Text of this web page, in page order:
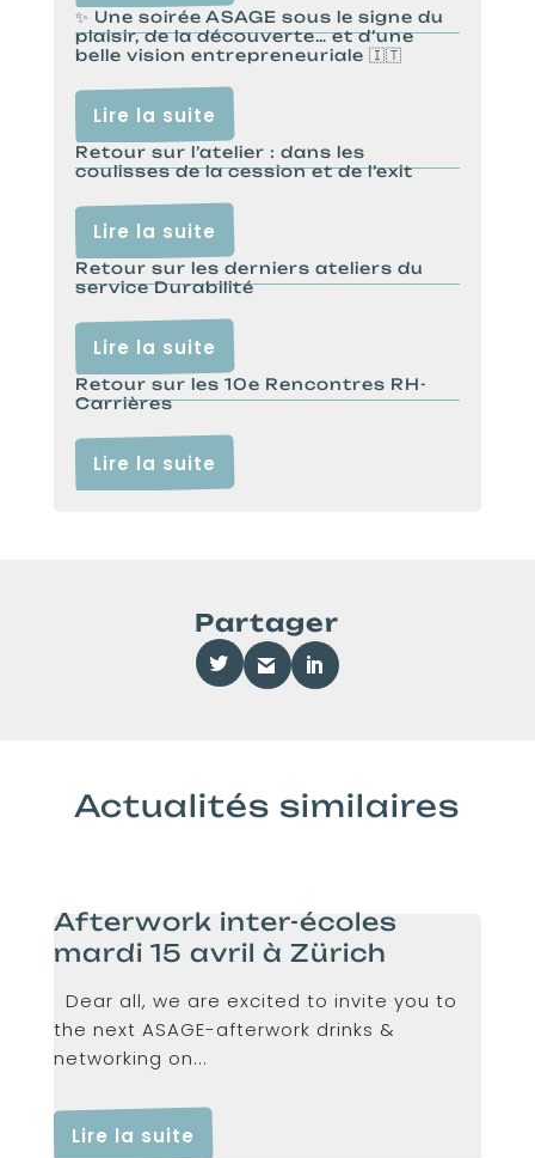
✨ Une soirée ASAGE sous le signe du
plaisir, de la découverte… et d’une
belle vision entrepreneuriale 🇮🇹
Lire la suite
Retour sur l’atelier : dans les
coulisses de la cession et de l’exit
Lire la suite
Retour sur les derniers ateliers du
service Durabilité
Lire la suite
Retour sur les 10e Rencontres RH-
Carrières
Lire la suite
Partager
Actualités similaires
Afterwork inter-écoles
mardi 15 avril à Zürich
Dear all, we are excited to invite you to
the next ASAGE-afterwork drinks &
networking on...
Lire la suite